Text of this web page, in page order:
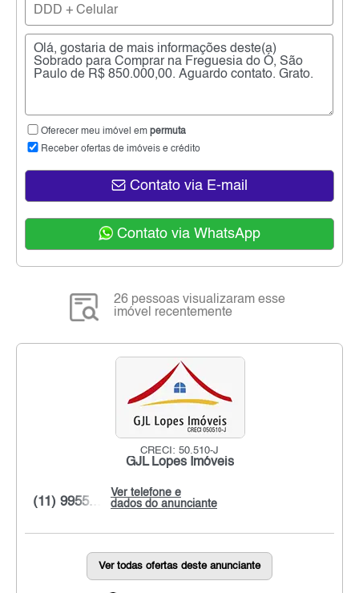
Oferecer meu imóvel em permuta
Receber ofertas de imóveis e crédito
Contato via E-mail
Contato via WhatsApp
26 pessoas visualizaram esse
imóvel recentemente
CRECI: 50.510-J
GJL Lopes Imóveis
Ver telefone e
dados do anunciante
(11) 9955...
Ver todas ofertas deste anunciante